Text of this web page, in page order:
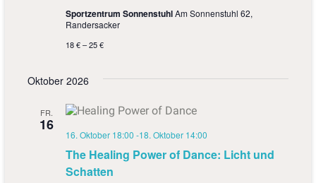
Sportzentrum SonnenstuhlAm Sonnenstuhl 62,
Randersacker
18 € – 25 €
Oktober 2026
FR.
16
The Healing Power of Dance: Licht und
Schatten
16. Oktober 18:00 -18. Oktober 14:00